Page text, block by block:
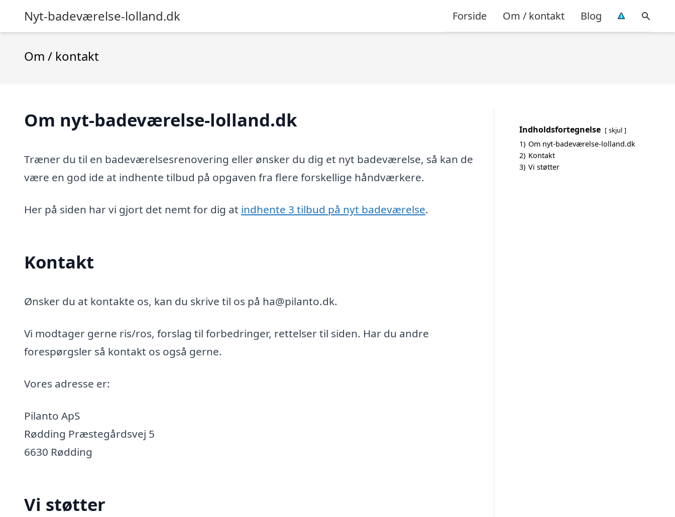
Nyt-badeværelse-lolland.dk Forside Om / kontakt Blog
Om / kontakt
Om nyt-badeværelse-lolland.dk
Træner du til en badeværelsesrenovering eller ønsker du dig et nyt badeværelse, så kan de
være en god ide at indhente tilbud på opgaven fra flere forskellige håndværkere.
Her på siden har vi gjort det nemt for dig at indhente 3 tilbud på nyt badeværelse.
Kontakt
Ønsker du at kontakte os, kan du skrive til os på ha@pilanto.dk.
Vi modtager gerne ris/ros, forslag til forbedringer, rettelser til siden. Har du andre
forespørgsler så kontakt os også gerne.
Vores adresse er:
Pilanto ApS
Rødding Præstegårdsvej 5
6630 Rødding
Vi støtter
Indholdsfortegnelse skjul
1) Om nyt-badeværelse-lolland.dk
2) Kontakt
3) Vi støtter